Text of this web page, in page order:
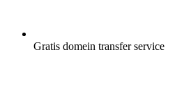
Gratis domein transfer service